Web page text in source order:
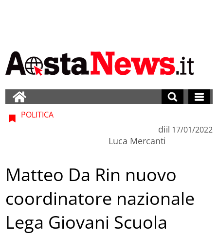
POLITICA
di
Luca Mercanti
il 17/01/2022
Matteo Da Rin nuovo
coordinatore nazionale
Lega Giovani Scuola